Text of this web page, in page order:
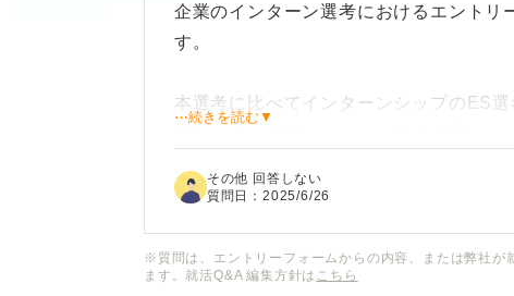
企業のインターン選考におけるエント
す。
本選考に比べてインターンシップのES
初めてインターンに応募するというこ
インターンのES選考の一般的な通過率
⋯続きを読む▼
その他 回答しない
質問日：2025/6/26
※質問は、エントリーフォームからの内容、または弊社
ます。就活Q&A 編集方針は こちら